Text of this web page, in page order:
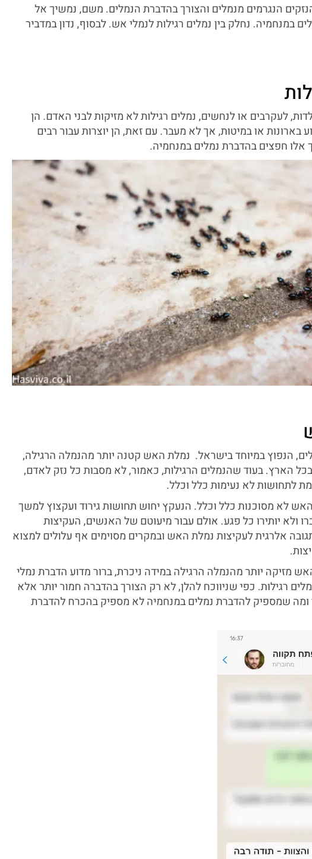
הנגרמים מנמלים והצורך בהדברת הנמלים. משם, נמשיך אל
במנחמיה. נחלק בין נמלים רגילות לנמלי אש. לבסוף, נדון במדביר
לעקרבים או לנחשים, נמלים רגילות לא מזיקות לבני האדם. הן
בארונות או במיטות, אך לא מעבר. עם זאת, הן יוצרות עבור רבים
אלו חפצים בהדברת נמלים במנחמיה.
הנפוץ במיוחד בישראל. נמלת האש קטנה יותר מהנמלה הרגילה,
הארץ. בעוד שהנמלים הרגילות, כאמור, לא מסבות כל נזק לאדם,
לתחושות לא נעימות כלל וכלל.
לא מסוכנות כלל וכלל. הנעקץ יחוש תחושות גירוד ועקצוץ למשך
ולא יותירו כל פגע. אולם עבור מיעוטם של האנשים, העקיצות
אלרגית לעקיצות נמלת האש ובמקרים מסוימים אף עלולים למצוא
מזיקה יותר מהנמלה הרגילה במידה ניכרת, ברור מדוע הדברת נמלי
רגילות. כפי שניווכח להלן, לא רק הצורך בהדברה חמור יותר אלא
ומה שמספיק להדברת נמלים במנחמיה לא מספיק בהכרח להדברת